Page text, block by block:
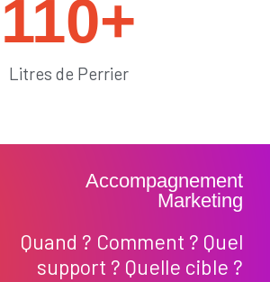
110+
Litres de Perrier
Accompagnement
Marketing
Quand ? Comment ? Quel
support ? Quelle cible ?